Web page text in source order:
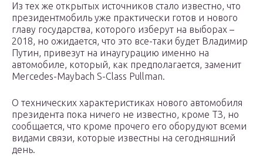
Из тех же открытых источников стало известно, что
президентмобиль уже практически готов и нового
главу государства, которого изберут на выборах –
2018, но ожидается, что это все-таки будет Владимир
Путин, привезут на инаугурацию именно на
автомобиле, который, как предполагается, заменит
Mercedes-Maybach S-Class Pullman.
О технических характеристиках нового автомобиля
президента пока ничего не известно, кроме ТЗ, но
сообщается, что кроме прочего его оборудуют всеми
видами связи, которые известны на сегодняшний
день.